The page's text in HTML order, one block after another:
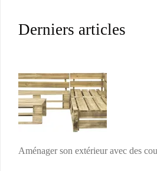
Derniers articles
Aménager son extérieur avec des